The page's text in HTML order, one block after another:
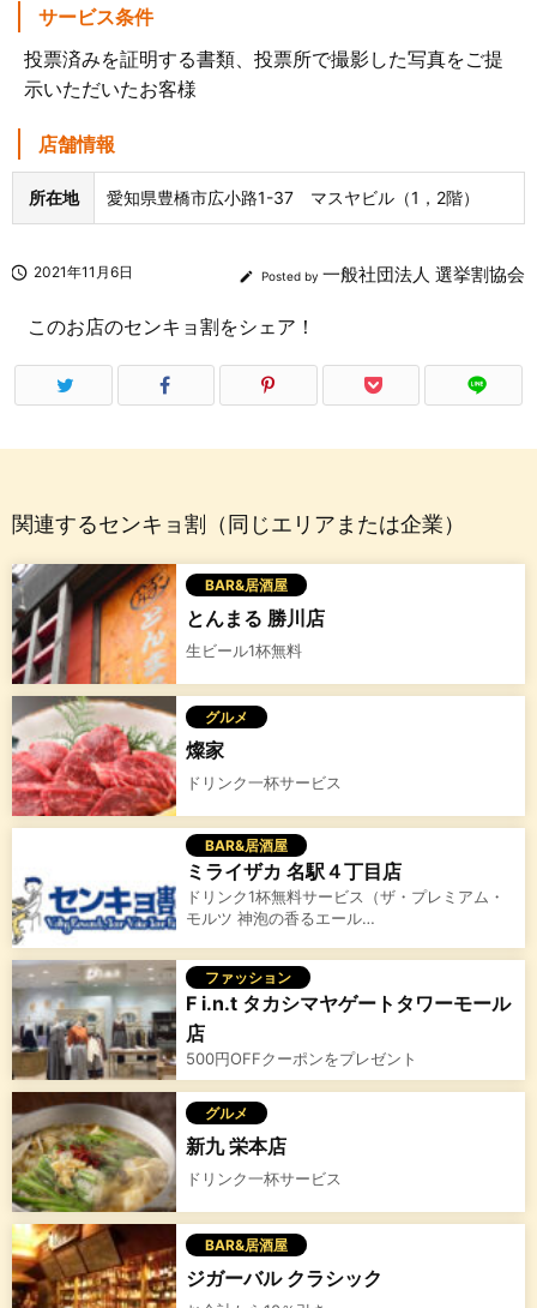
サービス条件
投票済みを証明する書類、投票所で撮影した写真をご提
示いただいたお客様
店舗情報
所在地 愛知県豊橋市広小路1-37 マスヤビル（1，2階）
 2021年11月6日  Posted by 一般社団法人 選挙割協会
このお店のセンキョ割をシェア！
関連するセンキョ割（同じエリアまたは企業）
BAR&居酒屋
とんまる 勝川店
生ビール1杯無料
グルメ
燦家
ドリンク一杯サービス
BAR&居酒屋
ミライザカ 名駅４丁目店
ドリンク1杯無料サービス（ザ・プレミアム・
モルツ 神泡の香るエール…
ファッション
F i.n.t タカシマヤゲートタワーモール
店
500円OFFクーポンをプレゼント
グルメ
新九 栄本店
ドリンク一杯サービス
BAR&居酒屋
ジガーバル クラシック